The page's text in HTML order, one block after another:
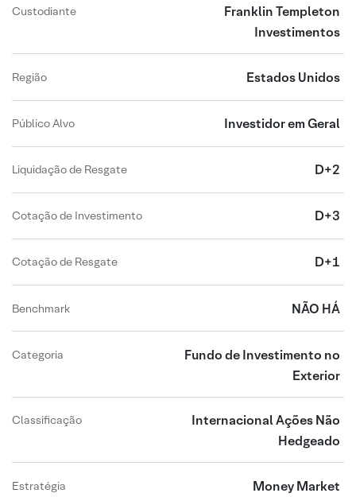
Custodiante
Franklin Templeton
Investimentos
Região Estados Unidos
Público Alvo Investidor em Geral
Liquidação de Resgate D+2
Cotação de Investimento D+3
Cotação de Resgate D+1
Benchmark NÃO HÁ
Categoria
Fundo de Investimento no
Exterior
Classificação
Internacional Ações Não
Hedgeado
Estratégia Money Market